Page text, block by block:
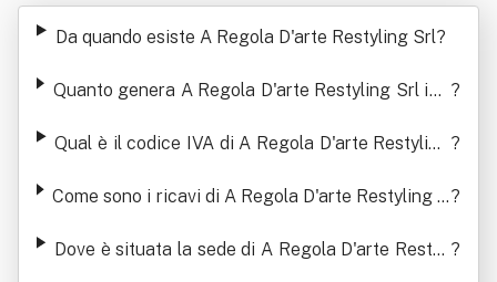
te Restyling Srl
Da quando esiste A Regola D'arte Restyling Srl?
Quanto genera A Regola D'arte Restyling Srl in t ?
Qual è il codice IVA di A Regola D'arte Restyling ?
Come sono i ricavi di A Regola D'arte Restyling S?
Dove è situata la sede di A Regola D'arte Restyli ?